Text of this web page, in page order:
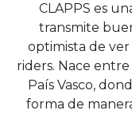
CLAPPS es
transmite
optimista de ver
riders. Nace
País Vasco,
forma de